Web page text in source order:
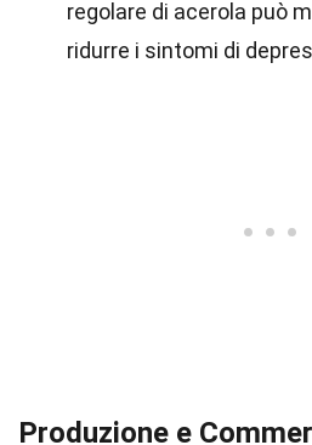
regolare di acerola può
ridurre i sintomi di
Produzione e